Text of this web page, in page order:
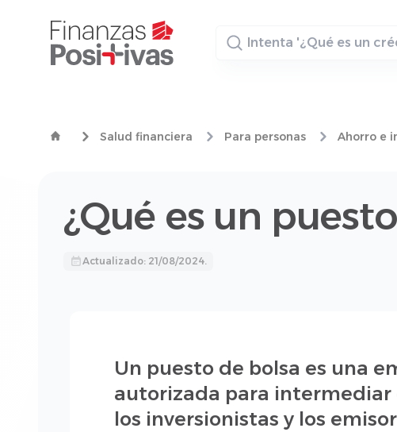
Buscador
Salud financiera Para personas Ahorro e
¿Qué es un puesto
Actualizado: 21/08/2024.
Un puesto de bolsa es una
autorizada para intermediar
los inversionistas y los